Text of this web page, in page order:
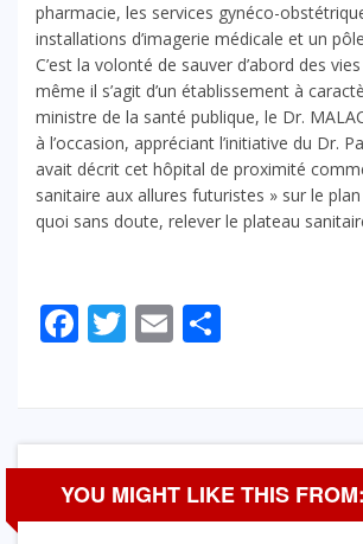
pharmacie, les services gynéco-
installations d’imagerie médicale et un
C’est la volonté de sauver d’abord des
même il s’agit d’un établissement à
ministre de la santé publique, le Dr.
à l’occasion, appréciant l’initiative du Dr.
avait décrit cet hôpital de proximité
sanitaire aux allures futuristes » sur le
quoi sans doute, relever le plateau
Facebook
Twitter
Email
YOU MIGHT LIKE THIS